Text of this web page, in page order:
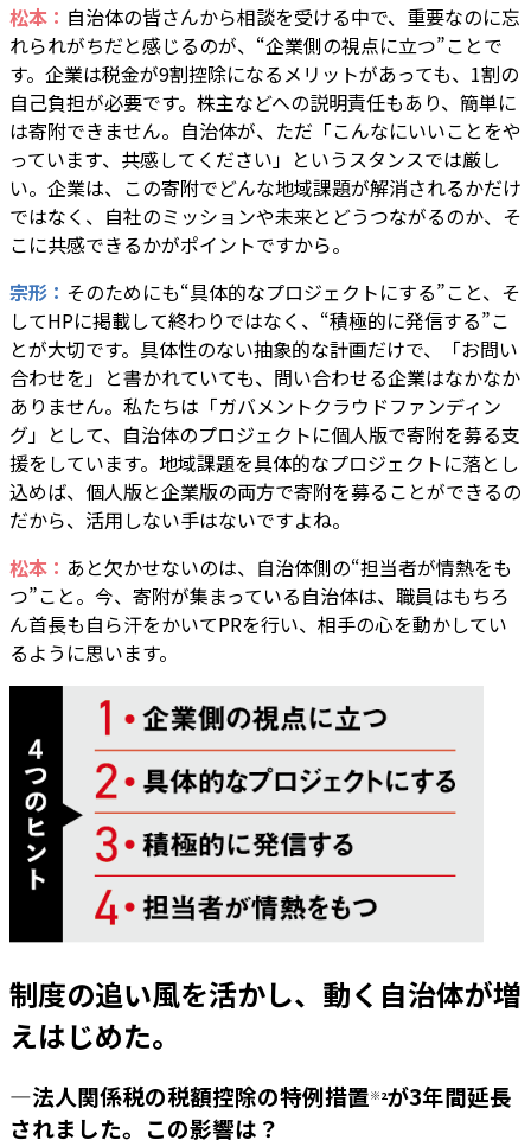
松本： 自治体の皆さんから相談を受ける中で、重要なのに忘
れられがちだと感じるのが、“企業側の視点に立つ”ことで
す。企業は税金が9割控除になるメリットがあっても、1割の
自己負担が必要です。株主などへの説明責任もあり、簡単に
は寄附できません。自治体が、ただ「こんなにいいことをや
っています、共感してください」というスタンスでは厳し
い。企業は、この寄附でどんな地域課題が解消されるかだけ
ではなく、自社のミッションや未来とどうつながるのか、そ
こに共感できるかがポイントですから。
宗形： そのためにも“具体的なプロジェクトにする”こと、そ
してHPに掲載して終わりではなく、“積極的に発信する”こ
とが大切です。具体性のない抽象的な計画だけで、「お問い
合わせを」と書かれていても、問い合わせる企業はなかなか
ありません。私たちは「ガバメントクラウドファンディン
グ」として、自治体のプロジェクトに個人版で寄附を募る支
援をしています。地域課題を具体的なプロジェクトに落とし
込めば、個人版と企業版の両方で寄附を募ることができるの
だから、活用しない手はないですよね。
松本： あと欠かせないのは、自治体側の“担当者が情熱をも
つ”こと。今、寄附が集まっている自治体は、職員はもちろ
ん首長も自ら汗をかいてPRを行い、相手の心を動かしてい
るように思います。
制度の追い風を活かし、動く自治体が増
えはじめた。
―法人関係税の税額控除の特例措置※2が3年間延長
されました。この影響は？